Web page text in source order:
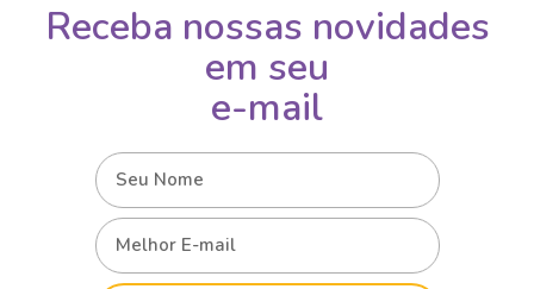
Receba nossas novidades
em seu
e-mail